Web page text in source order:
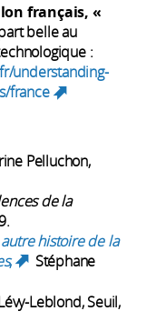
français, «
belle au
:
understanding-
france
(link is
Pelluchon,
de la
histoire de la
,
(link is
Stéphane
Leblond, Seuil,